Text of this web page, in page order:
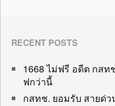
RECENT POSTS
1668 ไม่ฟรี อดีต กส
ฟกว่านี้
กสทช. ยอมรับ สายด่